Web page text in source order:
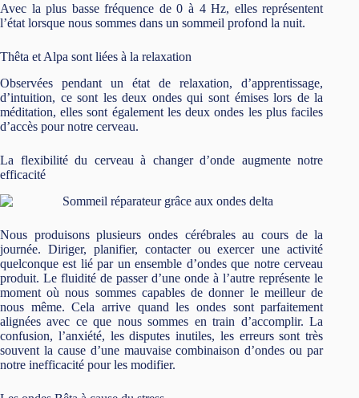
Avec la plus basse fréquence de 0 à 4 Hz, elles représentent
l’état lorsque nous sommes dans un sommeil profond la nuit.
Thêta et Alpa sont liées à la relaxation
Observées pendant un état de relaxation, d’apprentissage,
d’intuition, ce sont les deux ondes qui sont émises lors de la
méditation, elles sont également les deux ondes les plus faciles
d’accès pour notre cerveau.
La flexibilité du cerveau à changer d’onde augmente notre
efficacité
Nous produisons plusieurs ondes cérébrales au cours de la
journée. Diriger, planifier, contacter ou exercer une activité
quelconque est lié par un ensemble d’ondes que notre cerveau
produit. Le fluidité de passer d’une onde à l’autre représente le
moment où nous sommes capables de donner le meilleur de
nous même. Cela arrive quand les ondes sont parfaitement
alignées avec ce que nous sommes en train d’accomplir. La
confusion, l’anxiété, les disputes inutiles, les erreurs sont très
souvent la cause d’une mauvaise combinaison d’ondes ou par
notre inefficacité pour les modifier.